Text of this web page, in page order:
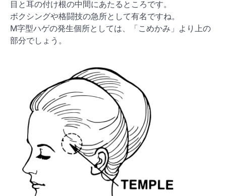
目と耳の付け根の中間にあたるところです。
ボクシングや格闘技の急所として有名ですね。
M字型ハゲの発生個所としては、「こめかみ」より上の
部分でしょう。